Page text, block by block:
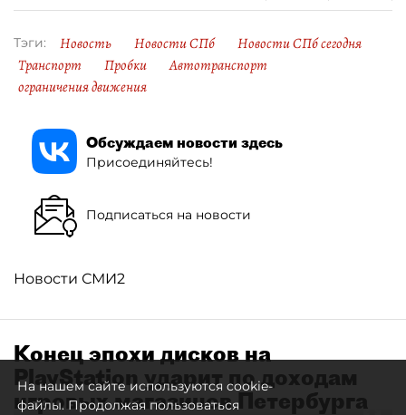
Тэги: Новость Новости СПб
Новости СПб сегодня
Транспорт
Пробки
Автотранспорт
ограничения движения
Обсуждаем новости здесь
Присоединяйтесь!
Подписаться на новости
Новости СМИ2
Конец эпохи дисков на
PlayStation ударит по доходам
игровых магазинов Петербурга
На нашем сайте используются cookie-
файлы. Продолжая пользоваться